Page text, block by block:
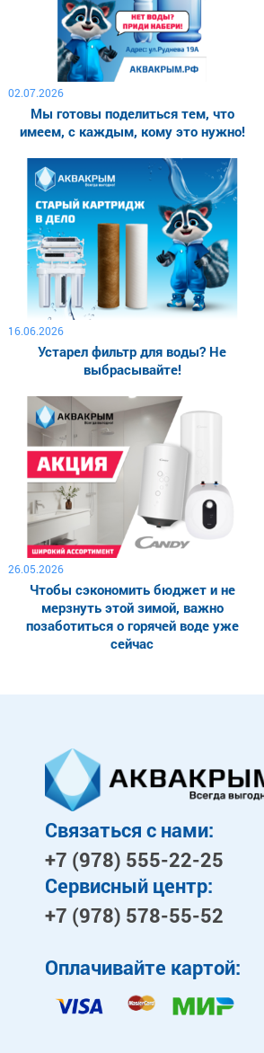
02.07.2026
Мы готовы поделиться тем, что
имеем, с каждым, кому это нужно!
16.06.2026
Устарел фильтр для воды? Не
выбрасывайте!
26.05.2026
Чтобы сэкономить бюджет и не
мерзнуть этой зимой, важно
позаботиться о горячей воде уже
сейчас
Связаться с нами:
+7 (978) 555-22-25
Сервисный центр:
+7 (978) 578-55-52
Оплачивайте картой: